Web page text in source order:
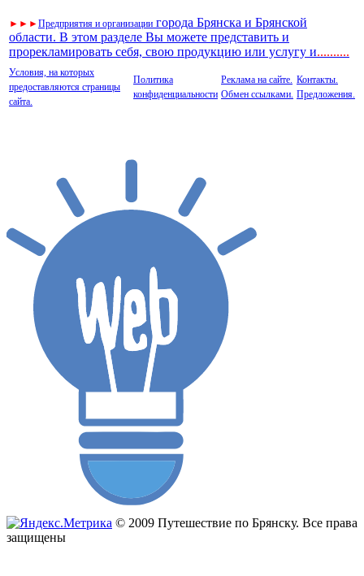
► ► ►Предприятия и организации города Брянска и Брянской
области. В этом разделе Вы можете представить и
прорекламировать себя, свою продукцию или услугу и..........
Условия, на которых
предоставляются страницы
сайта.
Политика
конфиденциальности
Реклама на сайте.
Обмен ссылками.
Контакты.
Предложения.
© 2009 Путешествие по Брянску. Все права
защищены